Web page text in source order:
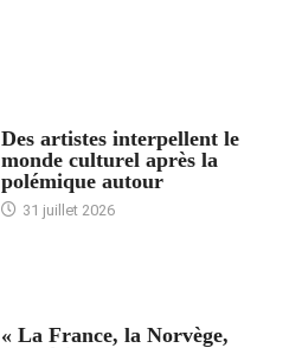
Des artistes interpellent le
monde culturel après la
polémique autour
31 juillet 2026
« La France, la Norvège,